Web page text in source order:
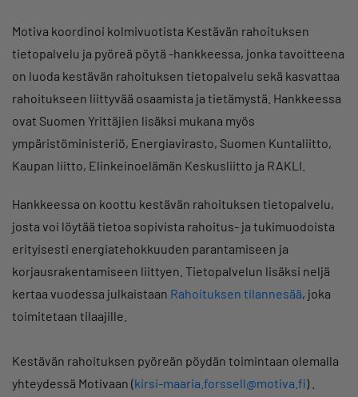
Motiva koordinoi kolmivuotista Kestävän rahoituksen
tietopalvelu ja pyöreä pöytä -hankkeessa, jonka tavoitteena
on luoda kestävän rahoituksen tietopalvelu sekä kasvattaa
rahoitukseen liittyvää osaamista ja tietämystä. Hankkeessa
ovat Suomen Yrittäjien lisäksi mukana myös
ympäristöministeriö, Energiavirasto, Suomen Kuntaliitto,
Kaupan liitto, Elinkeinoelämän Keskusliitto ja RAKLI.
Hankkeessa on koottu kestävän rahoituksen tietopalvelu,
josta voi löytää tietoa sopivista rahoitus- ja tukimuodoista
erityisesti energiatehokkuuden parantamiseen ja
korjausrakentamiseen liittyen. Tietopalvelun lisäksi neljä
kertaa vuodessa julkaistaan Rahoituksen tilannesää, joka
toimitetaan tilaajille.
Kestävän rahoituksen pyöreän pöydän toimintaan olemalla
yhteydessä Motivaan (kirsi-maaria.forssell@motiva.fi) .